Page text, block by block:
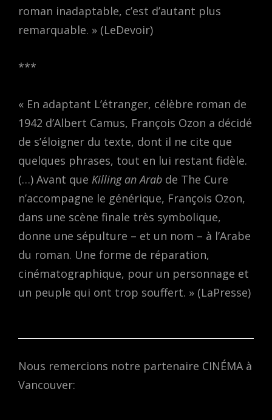
roman inadaptable, c’est d’autant plus
remarquable. » (LeDevoir)
***
« En adaptant L’étranger, célèbre roman de
1942 d’Albert Camus, François Ozon a décidé
de s’éloigner du texte, dont il ne cite que
quelques phrases, tout en lui restant fidèle.
(…) Avant que Killing an Arab de The Cure
n’accompagne le générique, François Ozon,
dans une scène finale très symbolique,
donne une sépulture – et un nom – à l’Arabe
du roman. Une forme de réparation,
cinématographique, pour un personnage et
un peuple qui ont trop souffert. » (LaPresse)
Nous remercions notre partenaire CINÉMA à
Vancouver: